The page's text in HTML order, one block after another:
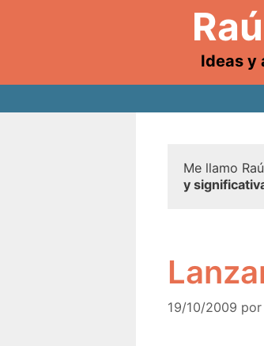
Ideas y
Me llamo
y
19/10/2009 por